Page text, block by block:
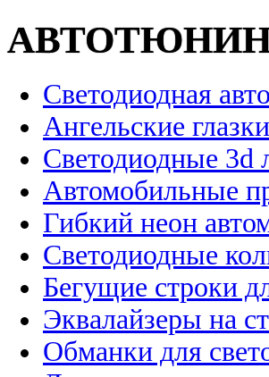
Светодиодная
Ангельские глазки
Светодиодные 3d
Автомобильные
Гибкий неон
Светодиодные
Бегущие строки
Эквалайзеры на
Обманки для